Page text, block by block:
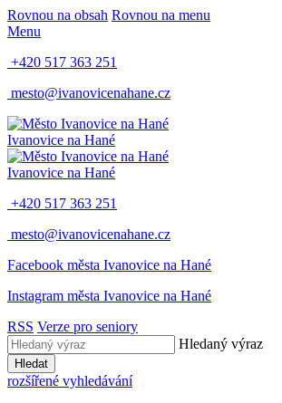
Rovnou na obsah Rovnou na menu
Menu
+420 517 363 251
mesto@ivanovicenahane.cz
Ivanovice na Hané
Ivanovice na Hané
+420 517 363 251
mesto@ivanovicenahane.cz
Facebook města Ivanovice na Hané
Instagram města Ivanovice na Hané
RSS Verze pro seniory
Hledaný výraz
Hledat
rozšířené vyhledávání